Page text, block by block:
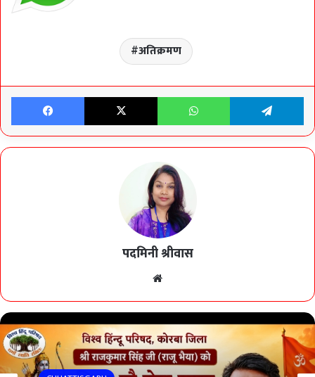
अतिक्रमण
Facebook X WhatsApp
पदमिनी श्रीवास